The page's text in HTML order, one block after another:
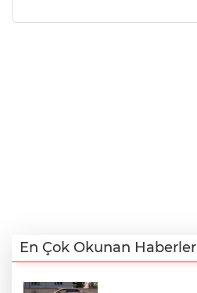
En Çok Okunan Haberler